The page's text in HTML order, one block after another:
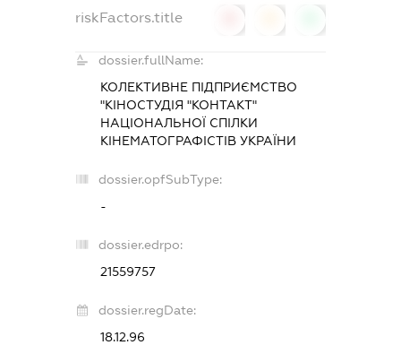
riskFactors.title
dossier.fullName:
КОЛЕКТИВНЕ ПІДПРИЄМСТВО
"КІНОСТУДІЯ "КОНТАКТ"
НАЦІОНАЛЬНОЇ СПІЛКИ
КІНЕМАТОГРАФІСТІВ УКРАЇНИ
dossier.opfSubType:
-
dossier.edrpo:
21559757
dossier.regDate:
18.12.96